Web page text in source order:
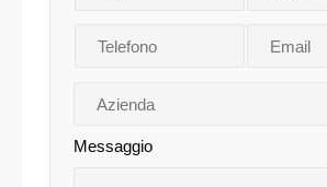
Messaggio